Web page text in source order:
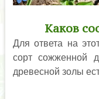
Каков
Для ответа на
сорт сожженной
древесной золы